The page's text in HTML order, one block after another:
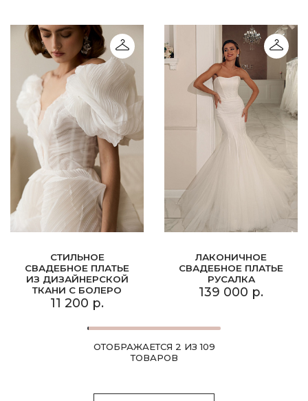
СТИЛЬНОЕ
СВАДЕБНОЕ ПЛАТЬЕ
ИЗ ДИЗАЙНЕРСКОЙ
ТКАНИ С БОЛЕРО
11 200 р.
ЛАКОНИЧНОЕ
СВАДЕБНОЕ ПЛАТЬЕ
РУСАЛКА
139 000 р.
ОТОБРАЖАЕТСЯ 2 ИЗ 109
ТОВАРОВ